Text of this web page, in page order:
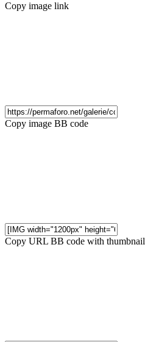
Copy image link
Copy image BB code
Copy URL BB code with thumbnail